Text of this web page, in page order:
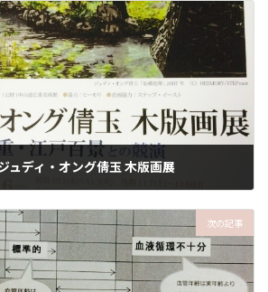
ュディ・オング倩玉 木版画展
次の記事